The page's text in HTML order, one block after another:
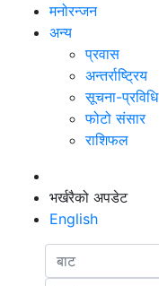
मनोरन्जन
अन्य
प्रवास
अन्तर्राष्ट्रिय
सूचना-प्रविधि
फोटो संसार
राशिफल
भर्खरैको अपडेट
English